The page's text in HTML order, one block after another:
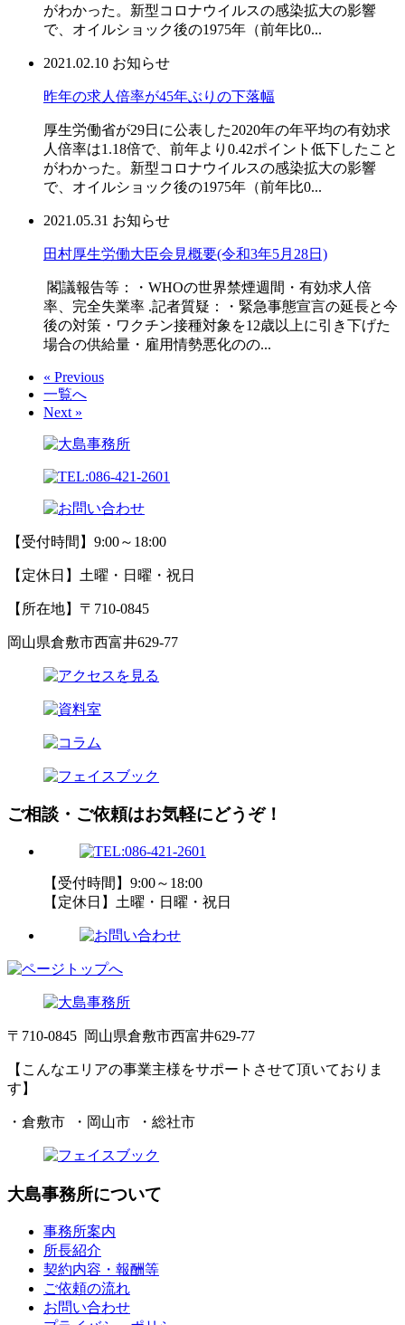
がわかった。新型コロナウイルスの感染拡大の影響
で、オイルショック後の1975年（前年比0...
2021.02.10 お知らせ
昨年の求人倍率が45年ぶりの下落幅
厚生労働省が29日に公表した2020年の年平均の有効求
人倍率は1.18倍で、前年より0.42ポイント低下したこと
がわかった。新型コロナウイルスの感染拡大の影響
で、オイルショック後の1975年（前年比0...
2021.05.31 お知らせ
田村厚生労働大臣会見概要(令和3年5月28日)
閣議報告等：・WHOの世界禁煙週間・有効求人倍
率、完全失業率 .記者質疑：・緊急事態宣言の延長と今
後の対策・ワクチン接種対象を12歳以上に引き下げた
場合の供給量・雇用情勢悪化のの...
« Previous
一覧へ
Next »
【受付時間】9:00～18:00
【定休日】土曜・日曜・祝日
【所在地】〒710-0845
岡山県倉敷市西富井629-77
ご相談・ご依頼はお気軽にどうぞ！
【受付時間】9:00～18:00
【定休日】土曜・日曜・祝日
〒710-0845 岡山県倉敷市西富井629-77
【こんなエリアの事業主様をサポートさせて頂いておりま
す】
・倉敷市 ・岡山市 ・総社市
大島事務所について
事務所案内
所長紹介
契約内容・報酬等
ご依頼の流れ
お問い合わせ